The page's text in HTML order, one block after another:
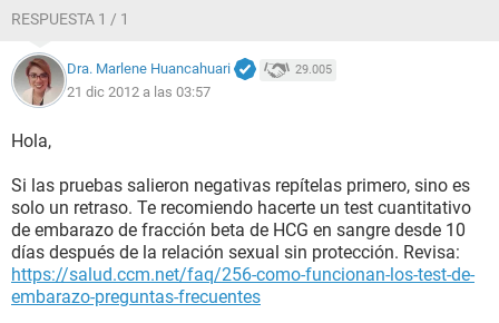
RESPUESTA 1 / 1
Dra. Marlene Huancahuari 29.005
21 dic 2012 a las 03:57
Hola,
Si las pruebas salieron negativas repítelas primero, sino es
solo un retraso. Te recomiendo hacerte un test cuantitativo
de embarazo de fracción beta de HCG en sangre desde 10
días después de la relación sexual sin protección. Revisa:
https://salud.ccm.net/faq/256-como-funcionan-los-test-de-
embarazo-preguntas-frecuentes